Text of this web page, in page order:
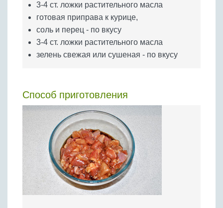
3-4 ст. ложки растительного масла
готовая приправа к курице,
соль и перец - по вкусу
3-4 ст. ложки растительного масла
зелень свежая или сушеная - по вкусу
Способ приготовления